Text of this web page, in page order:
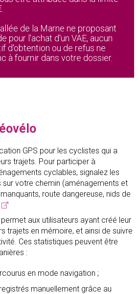
de la Marne ne proposant
pour l'achat d'un VAE, aucun
d'obtention ou de refus ne
à fournir dans votre dossier.
GPS pour les cyclistes qui a
trajets. Pour participer à
cyclables, signalez les
votre chemin (aménagements et
route dangereuse, nids de
aux utilisateurs ayant créé leur
trajets en mémoire, et ainsi de suivre
Ces statistiques peuvent être
:
en mode navigation ;
manuellement grâce au